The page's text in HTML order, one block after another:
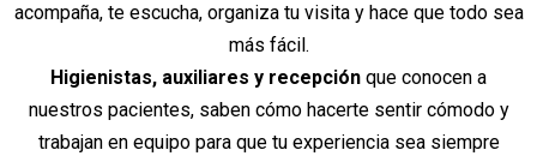
acompaña, te escucha, organiza tu visita y hace que todo sea
más fácil.
Higienistas, auxiliares y recepción que conocen a
nuestros pacientes, saben cómo hacerte sentir cómodo y
trabajan en equipo para que tu experiencia sea siempre